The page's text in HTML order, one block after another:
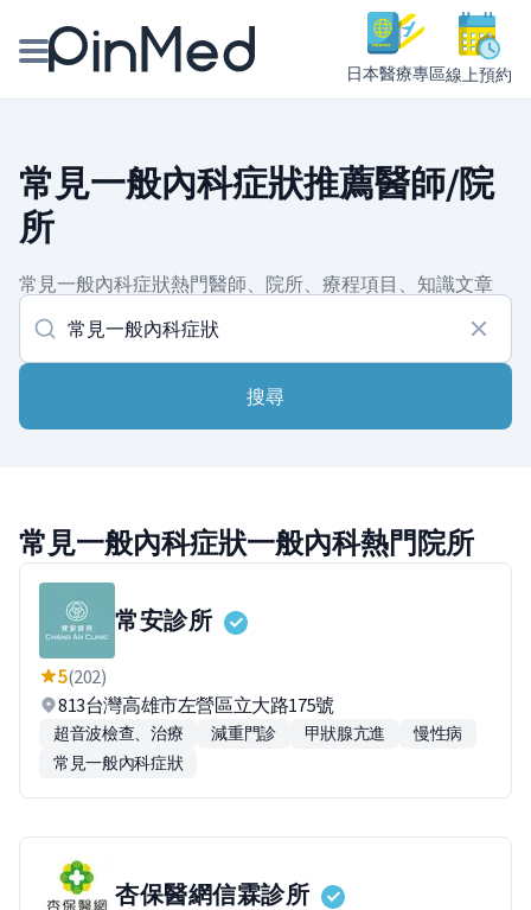
日本醫療專區線上預約
醫師專欄專訪
健康主題館
我是醫療人員
常見一般內科症狀推薦醫師/院
所
常見一般內科症狀熱門醫師、院所、療程項目、知識文章
搜尋
常見一般內科症狀一般內科熱門院所
常安診所
5(202)
813台灣高雄市左營區立大路175號
超音波檢查、治療 減重門診 甲狀腺亢進
慢性病
常見一般內科症狀
杏保醫網信霖診所